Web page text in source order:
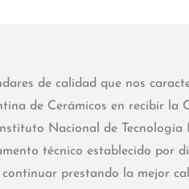
de calidad que nos
de Cerámicos en recibir la
Nacional de Tecnología
técnico establecido por
prestando la mejor